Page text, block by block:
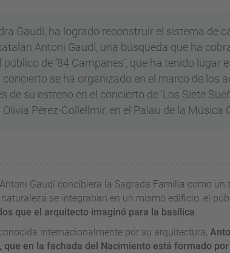
Gaudí, ha logrado reconstruir el sistema de
Antoni Gaudí, una búsqueda que ha
de ‘84 Campanes’, que ha tenido lugar
concierto se ha organizado en el marco de los
de su estreno en el concierto de 'Los Siete
Pérez-Collellmir, en el Palau de la Música
Gaudí concibiera la Sagrada Familia como un
se integraban en un mismo edificio, el
que el arquitecto imaginó para la basílica.
internacionalmente por su arquitectura,
en la fachada del Nacimiento está formado